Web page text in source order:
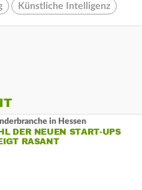
Künstliche Intelligenz
in Hessen
DER NEUEN START-UPS
RASANT